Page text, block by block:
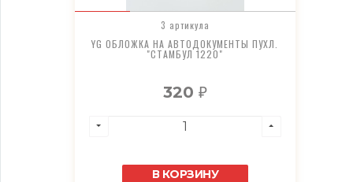
3 артикула
YG ОБЛОЖКА НА АВТОДОКУМЕНТЫ ПУХЛ.
"СТАМБУЛ 1220"
320 ₽
В КОРЗИНУ